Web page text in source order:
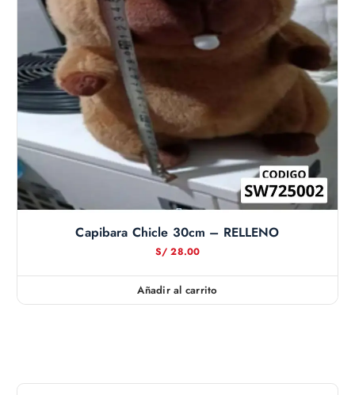
Capibara Chicle 30cm – RELLENO
S/ 28.00
Añadir al carrito